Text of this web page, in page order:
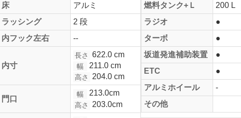
床
アルミ
ラッシング
2 段
内フック左右
--
内寸
長さ 622.0 cm
幅 211.0 cm
高さ 204.0 cm
門口
幅 213.0cm
高さ 203.0cm
燃料タンク+Ｌ
200 L
ラジオ
●
ターボ
●
坂道発進補助装置
●
ETC
●
アルミホイール
-
その他